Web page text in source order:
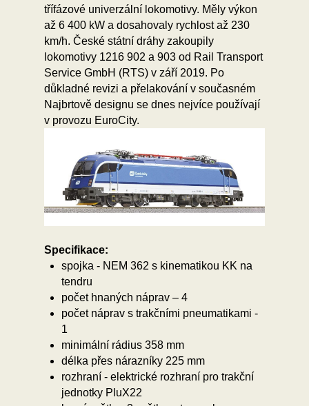
třífázové univerzální lokomotivy. Měly výkon
až 6 400 kW a dosahovaly rychlost až 230
km/h. České státní dráhy zakoupily
lokomotivy 1216 902 a 903 od Rail Transport
Service GmbH (RTS) v září 2019. Po
důkladné revizi a přelakování v současném
Najbrtově designu se dnes nejvíce používají
v provozu EuroCity.
Specifikace:
spojka - NEM 362 s kinematikou KK na
tendru
počet hnaných náprav – 4
počet náprav s trakčními pneumatikami -
1
minimální rádius 358 mm
délka přes nárazníky 225 mm
rozhraní - elektrické rozhraní pro trakční
jednotky PluX22